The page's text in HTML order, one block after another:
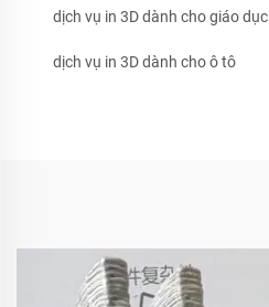
dịch vụ in 3D dành cho giáo dục
dịch vụ in 3D dành cho ô tô